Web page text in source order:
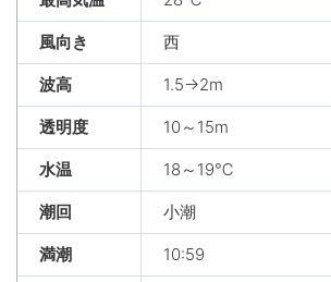
風向き 西
波高 1.5→2m
透明度 10～15m
水温 18～19℃
潮回 小潮
満潮 10:59